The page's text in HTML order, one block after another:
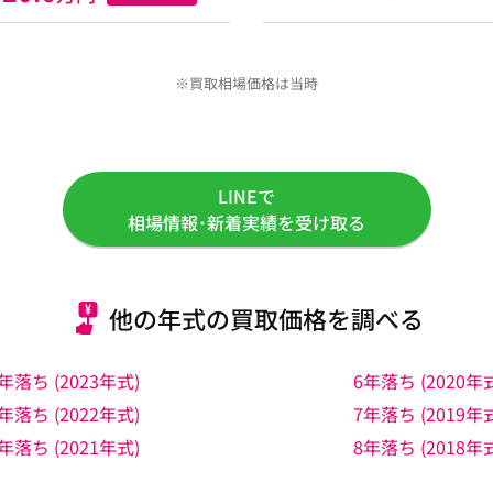
※買取相場価格は当時
LINEで
相場情報･新着実績を受け取る
他の年式の買取価格を調べる
落ち (2023年式)
落ち (2022年式)
落ち (2021年式)
6年落ち (2020年
7年落ち (2019年
8年落ち (2018年